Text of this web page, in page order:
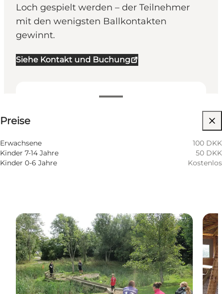
Loch gespielt werden – der Teilnehmer
mit den wenigsten Ballkontakten
gewinnt.
Siehe Kontakt und Buchung
Preise
Erwachsene
100 DKK
Kinder 7-14 Jahre
50 DKK
Kinder 0-6 Jahre
Kostenlos
Kinder, Freunde, Mein Partner, Mein Geschäft